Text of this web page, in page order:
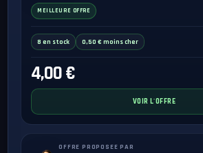
MEILLEURE OFFRE
8 en stock 0,50 € moins cher
4,00 €
VOIR L'OFFRE
OFFRE PROPOSEE PAR